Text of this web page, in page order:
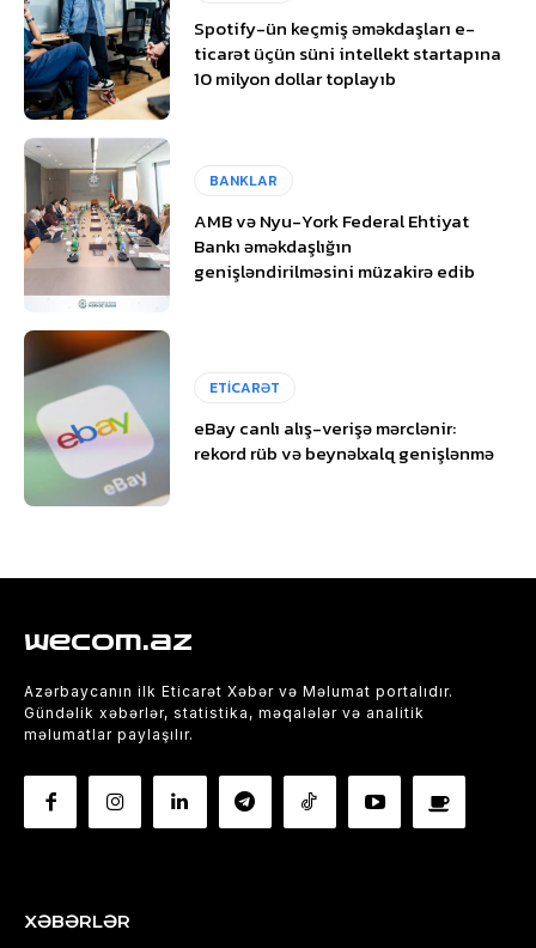
Spotify-ün keçmiş əməkdaşları e-
ticarət üçün süni intellekt startapına
10 milyon dollar toplayıb
BANKLAR
AMB və Nyu-York Federal Ehtiyat
Bankı əməkdaşlığın
genişləndirilməsini müzakirə edib
ETİCARƏT
eBay canlı alış-verişə mərclənir:
rekord rüb və beynəlxalq genişlənmə
wecom.az
Azərbaycanın ilk Eticarət Xəbər və Məlumat portalıdır.
Gündəlik xəbərlər, statistika, məqalələr və analitik
məlumatlar paylaşılır.
XƏBƏRLƏR